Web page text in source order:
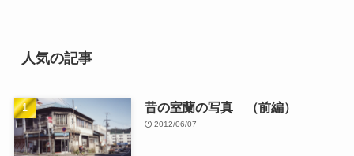
人気の記事
昔の室蘭の写真 （前編）
2012/06/07